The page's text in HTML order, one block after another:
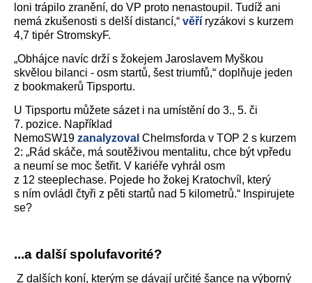
loni trápilo zranění, do VP proto nenastoupil. Tudíž ani
nemá zkušenosti s delší distancí,“ věří ryzákovi s kurzem
4,7 tipér StromskyF.
„Obhájce navíc drží s žokejem Jaroslavem Myškou
skvělou bilanci - osm startů, šest triumfů,“ doplňuje jeden
z bookmakerů Tipsportu.
U Tipsportu můžete sázet i na umístění do 3., 5. či
7. pozice. Například
NemoSW19 zanalyzoval Chelmsforda v TOP 2 s kurzem
2: „Rád skáče, má soutěživou mentalitu, chce být vpředu
a neumí se moc šetřit. V kariéře vyhrál osm
z 12 steeplechase. Pojede ho žokej Kratochvíl, který
s ním ovládl čtyři z pěti startů nad 5 kilometrů.“ Inspirujete
se?
...a další spolufavorité?
Z dalších koní, kterým se dávají určité šance na výborný